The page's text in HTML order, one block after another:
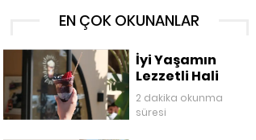
EN ÇOK OKUNANLAR
İyi Yaşamın
Lezzetli Hali
2 dakika okunma
süresi